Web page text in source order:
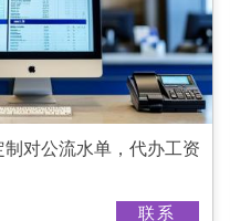
对公流水单，代办工资
联系